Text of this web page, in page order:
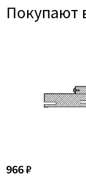
Покупают
966 ₽